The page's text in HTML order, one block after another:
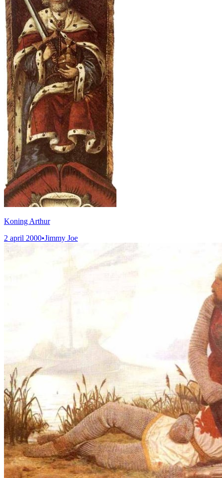
Koning Arthur
2 april 2000•Jimmy Joe